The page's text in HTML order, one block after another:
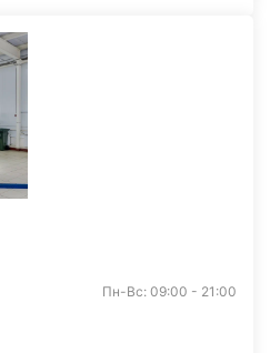
Пн-Вс: 09:00 - 21:00